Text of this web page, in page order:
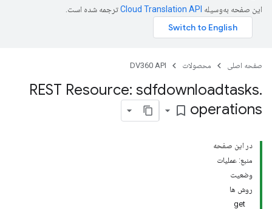
این صفحه به‌وسیله ترجمه شده است.
صفحه اصلی محصولات DV360 API
REST Resource: sdfdownloadtasks.
operations
bookmark_border
در این صفحه
منبع: عملیات
وضعیت
روش ها
get